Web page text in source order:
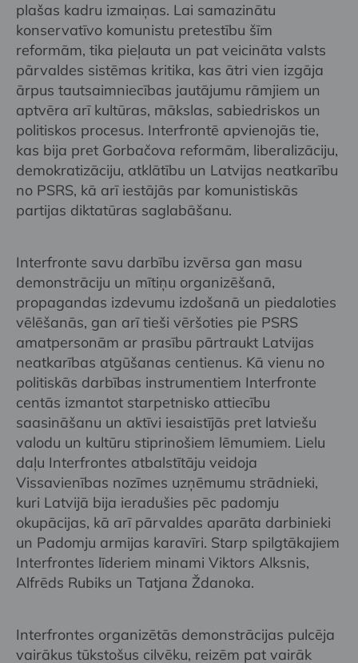
plašas kadru izmaiņas. Lai samazinātu
konservatīvo komunistu pretestību šīm
reformām, tika pieļauta un pat veicināta valsts
pārvaldes sistēmas kritika, kas ātri vien izgāja
ārpus tautsaimniecības jautājumu rāmjiem un
aptvēra arī kultūras, mākslas, sabiedriskos un
politiskos procesus. Interfrontē apvienojās tie,
kas bija pret Gorbačova reformām, liberalizāciju,
demokratizāciju, atklātību un Latvijas neatkarību
no PSRS, kā arī iestājās par komunistiskās
partijas diktatūras saglabāšanu.
Interfronte savu darbību izvērsa gan masu
demonstrāciju un mītiņu organizēšanā,
propagandas izdevumu izdošanā un piedaloties
vēlēšanās, gan arī tieši vēršoties pie PSRS
amatpersonām ar prasību pārtraukt Latvijas
neatkarības atgūšanas centienus. Kā vienu no
politiskās darbības instrumentiem Interfronte
centās izmantot starpetnisko attiecību
saasināšanu un aktīvi iesaistījās pret latviešu
valodu un kultūru stiprinošiem lēmumiem. Lielu
daļu Interfrontes atbalstītāju veidoja
Vissavienības nozīmes uzņēmumu strādnieki,
kuri Latvijā bija ieradušies pēc padomju
okupācijas, kā arī pārvaldes aparāta darbinieki
un Padomju armijas karavīri. Starp spilgtākajiem
Interfrontes līderiem minami Viktors Alksnis,
Alfrēds Rubiks un Tatjana Ždanoka.
Interfrontes organizētās demonstrācijas pulcēja
vairākus tūkstošus cilvēku, reizēm pat vairāk